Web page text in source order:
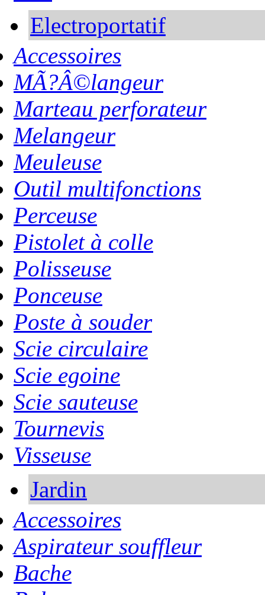
Electroportatif
Accessoires
MÃ?Â©langeur
Marteau perforateur
Melangeur
Meuleuse
Outil multifonctions
Perceuse
Pistolet à colle
Polisseuse
Ponceuse
Poste à souder
Scie circulaire
Scie egoine
Scie sauteuse
Tournevis
Visseuse
Jardin
Accessoires
Aspirateur souffleur
Bache